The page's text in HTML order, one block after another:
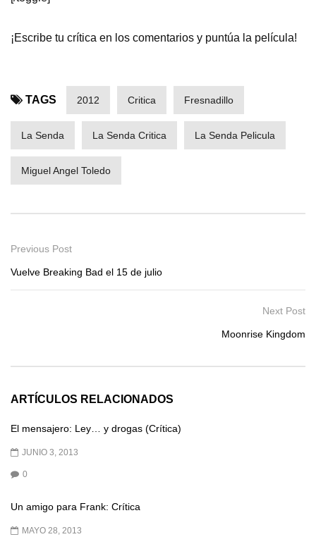
¡Escribe tu crítica en los comentarios y puntúa la película!
TAGS 2012 Critica Fresnadillo
La Senda La Senda Critica La Senda Pelicula
Miguel Angel Toledo
Previous Post
Vuelve Breaking Bad el 15 de julio
Next Post
Moonrise Kingdom
ARTÍCULOS RELACIONADOS
El mensajero: Ley… y drogas (Crítica)
JUNIO 3, 2013
0
Un amigo para Frank: Crítica
MAYO 28, 2013